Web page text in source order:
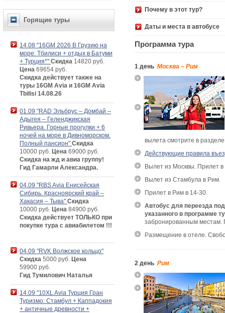
Почему в этот тур?
Даты и места в автобусе
Программа тура
1 день Москва – Рим
вылета смотрите в
Действующие правила
Вылет из Москвы. Прилет
Вылет из Стамбула в Рим.
Прилет в Рим в 14-30.
Автобус для переезда
указанного в программе
забронированным местам.
Размещение в отеле.
2 день Рим
Горящие туры
14.08 "16GM 2026 В Грузию на
море: Тбилиси + отдых в Батуми
+ Турция*" Скидка 14820 руб.
Цена 69654 руб.
Скидка действует также на
туры 16GM Avia и 16GM Avia
Tbilisi 14.08.26
01.09 "RAD Эльбрус – Домбай –
Адыгея – Геленджикская
Ривьера. Горные прогулки + 6
ночей на море в Дивноморском.
Полный пансион" Скидка
10000 руб. Цена 69000 руб.
Скидка на жд и авиа группу!
Гид Гамарли Александра.
04.09 "RBS Avia Енисейская
Сибирь. Красноярский край –
Хакасия – Тыва" Скидка
10000 руб. Цена 84900 руб.
Скидка действует ТОЛЬКО при
покупке тура с авиабилетом !!!
04.09 "RVK Волжское кольцо"
Скидка 5000 руб. Цена
59900 руб.
Гид Тумилович Наталья
14.09 "10XL Avia Турция Гран
Туризмо: Стамбул + Каппадокия
+ античные древности +